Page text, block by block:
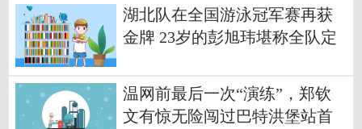
湖北队在全国游泳冠军赛再获
金牌 23岁的彭旭玮堪称全队定
温网前最后一次“演练”，郑钦
文有惊无险闯过巴特洪堡站首